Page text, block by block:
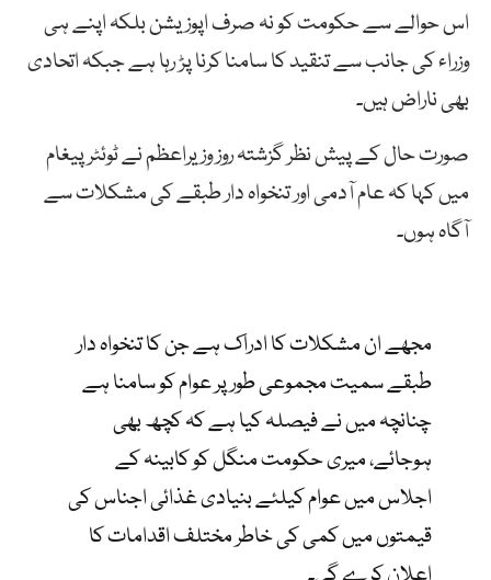
اس حوالے سے حکومت کو نہ صرف اپوزیشن بلکہ اپنے ہی
وزراء کی جانب سے تنقید کا سامنا کرنا پڑ رہا ہے جبکہ اتحادی
بھی ناراض ہیں۔
صورت حال کے پیش نظر گزشتہ روز وزیراعظم نے ٹوئٹر پیغام
میں کہا کہ عام آدمی اور تنخواہ دار طبقے کی مشکلات سے
آگاہ ہوں۔
مجھے ان مشکلات کا ادراک ہے جن کا تنخواہ دار
طبقے سمیت مجموعی طور پر عوام کو سامنا ہے
چنانچہ میں نے فیصلہ کیا ہے کہ کچھ بھی
ہوجائے، میری حکومت منگل کو کابینہ کے
اجلاس میں عوام کیلئے بنیادی غذائی اجناس کی
قیمتوں میں کمی کی خاطر مختلف اقدامات کا